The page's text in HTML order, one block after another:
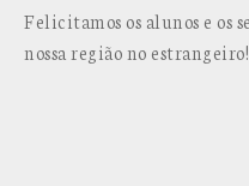
Felicitamos os alunos e os
nossa região no estrangeiro!